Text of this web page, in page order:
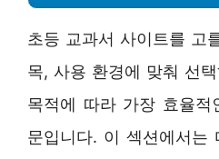
초등 교과서 사이트를 고
목, 사용 환경에 맞춰 선
목적에 따라 가장 효율적
문입니다. 이 섹션에서는